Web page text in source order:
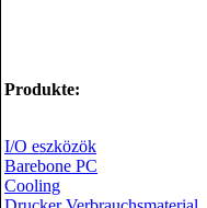
Produkte:
I/O eszközök
Barebone PC
Cooling